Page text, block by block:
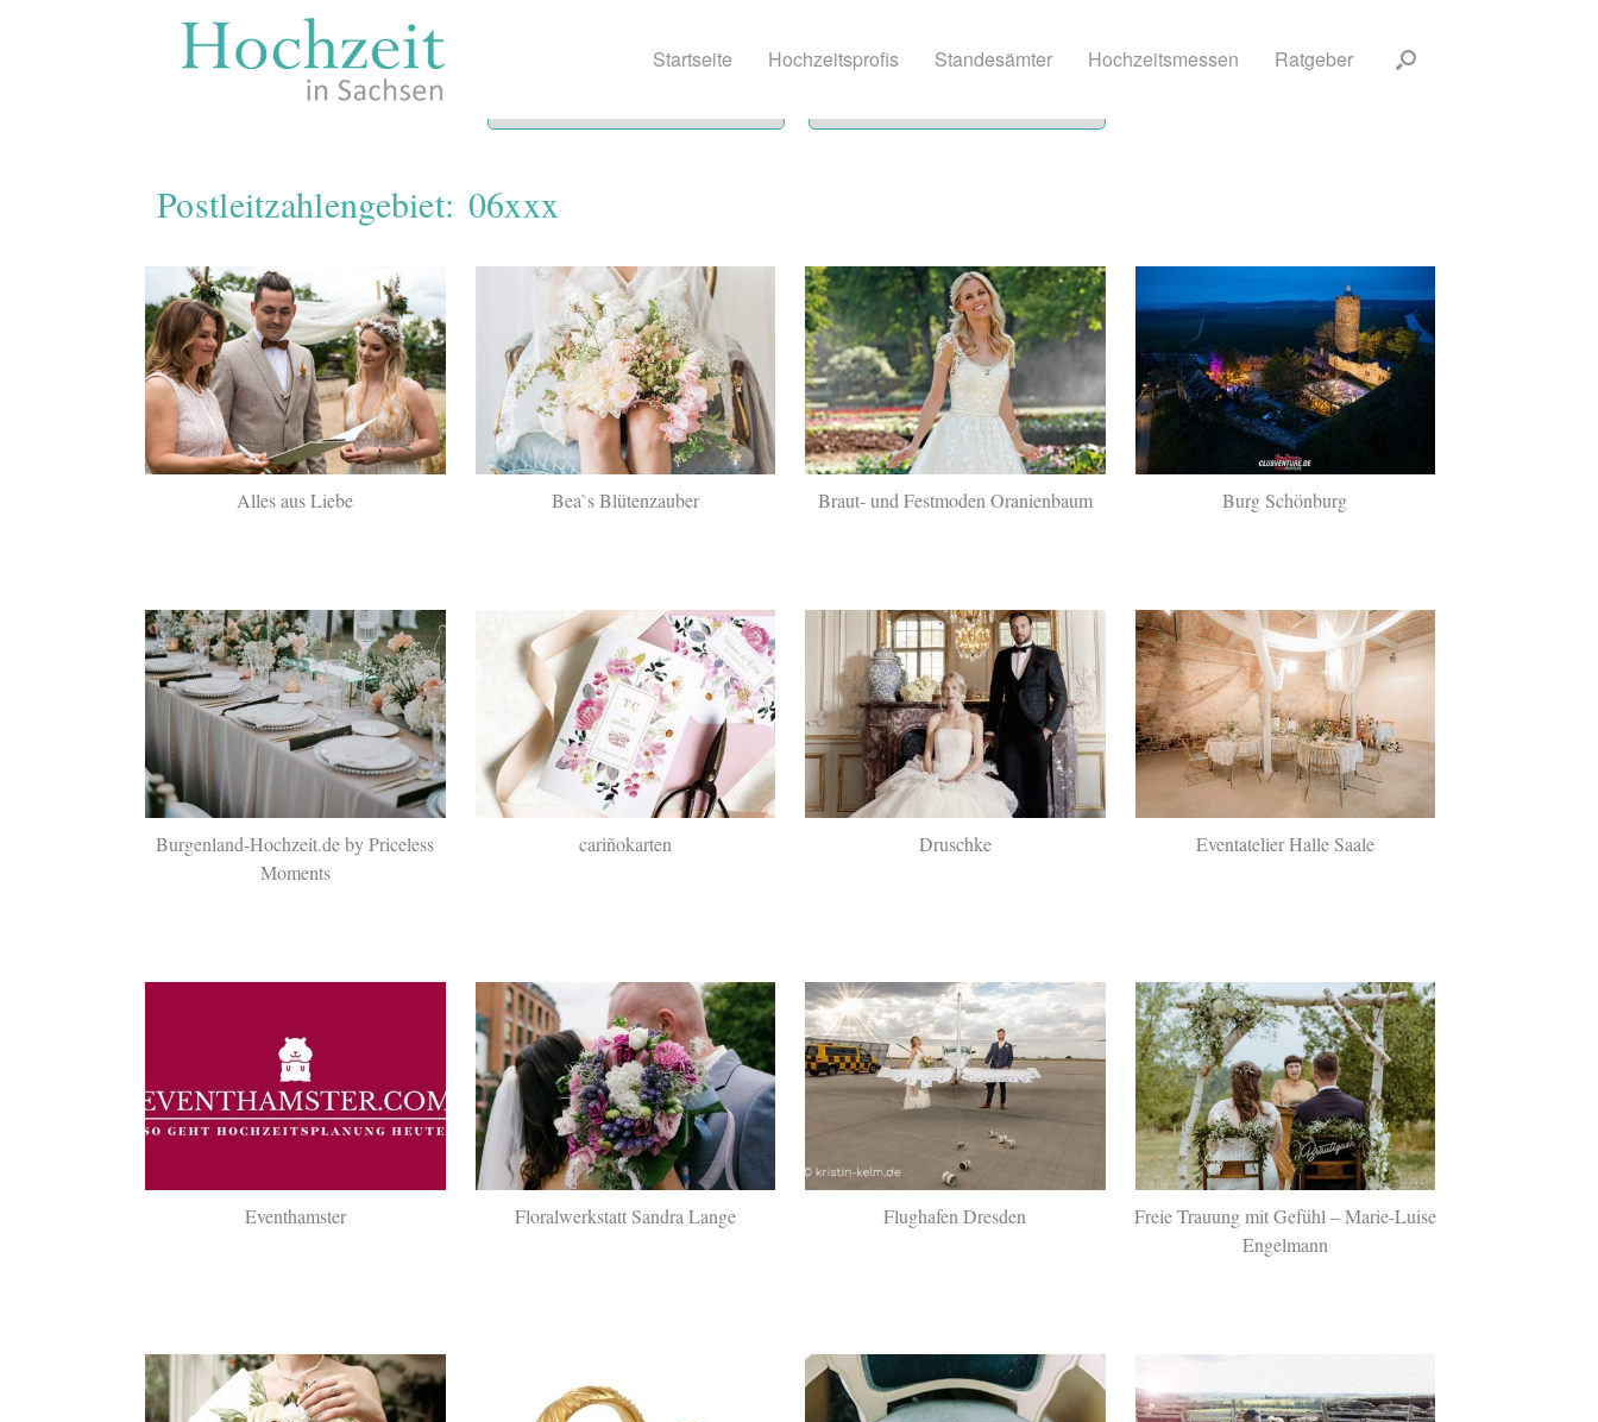
Startseite Hochzeitsprofis Standesämter Hochzeitsmessen Ratgeber
Postleitzahlengebiet: 06xxx
Alles aus Liebe Bea`s Blütenzauber Braut- und Festmoden Oranienbaum Burg Schönburg
Burgenland-Hochzeit.de by Priceless
Moments
cariñokarten Druschke Eventatelier Halle Saale
Eventhamster Floralwerkstatt Sandra Lange Flughafen Dresden
Freie Trauung mit Gefühl – Marie-Luise
Engelmann